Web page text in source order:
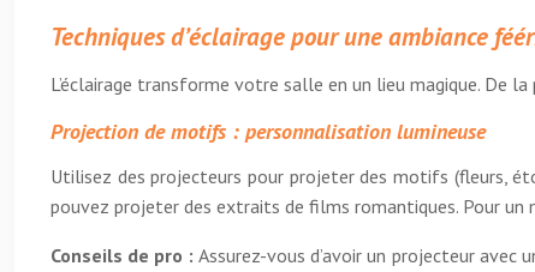
Techniques d’éclairage pour une ambiance
L’éclairage transforme votre salle en un lieu magique. De
Projection de motifs : personnalisation lumineuse
Utilisez des projecteurs pour projeter des motifs (fleurs,
pouvez projeter des extraits de films romantiques. Pour
Conseils de pro : Assurez-vous d’avoir un projecteur